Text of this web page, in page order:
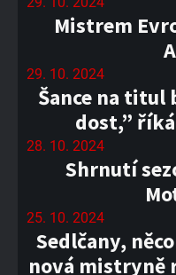
Mistrem
29. 10. 2024
Šance na titul
dost,”
28. 10. 2024
Shrnutí
25. 10. 2024
Sedlčany,
nová mistryně